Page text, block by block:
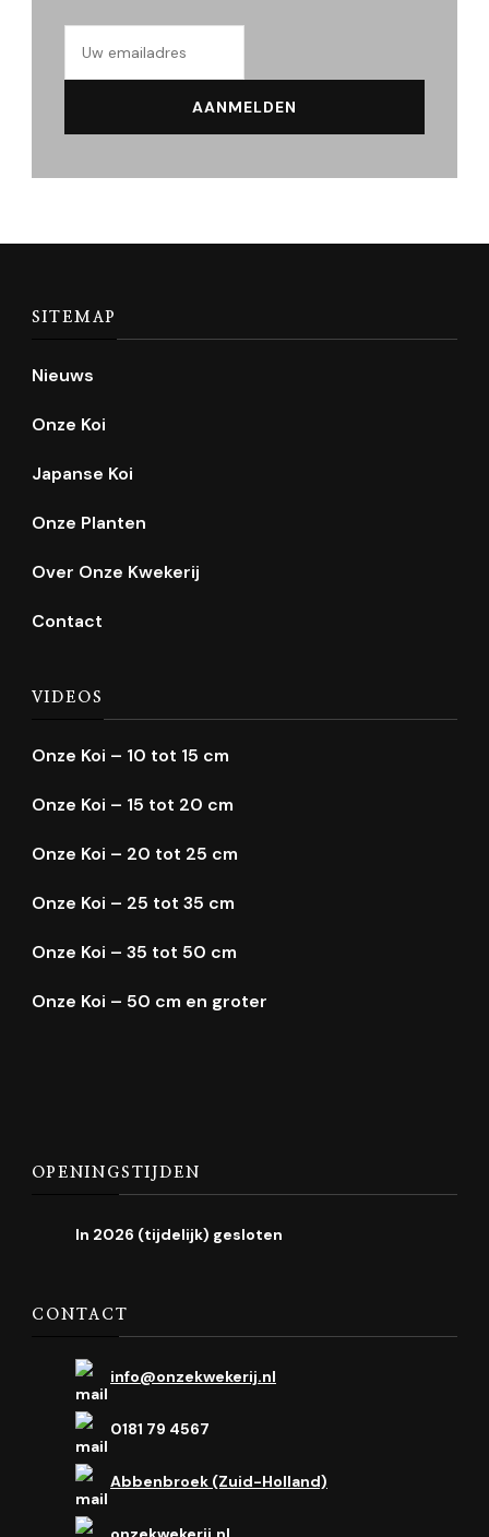
SITEMAP
Nieuws
Onze Koi
Japanse Koi
Onze Planten
Over Onze Kwekerij
Contact
VIDEOS
Onze Koi – 10 tot 15 cm
Onze Koi – 15 tot 20 cm
Onze Koi – 20 tot 25 cm
Onze Koi – 25 tot 35 cm
Onze Koi – 35 tot 50 cm
Onze Koi – 50 cm en groter
OPENINGSTIJDEN
In 2026 (tijdelijk) gesloten
CONTACT
info@onzekwekerij.nl
0181 79 4567
Abbenbroek (Zuid-Holland)